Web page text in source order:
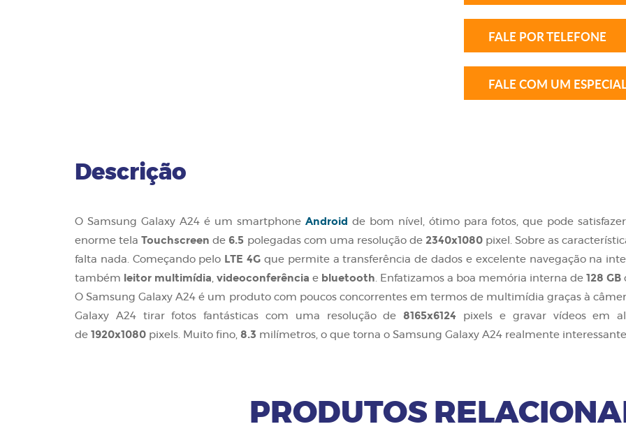
FALE POR TELEFONE
FALE COM UM
Descrição
O Samsung Galaxy A24 é um smartphone Android de bom nível, ótimo para fotos, que pode
enorme telaTouchscreen de 6.5 polegadas com uma resolução de 2340x1080pixel. Sobre as
falta nada. Começando pelo LTE 4G que permite a transferência de dados e excelente navegação na
também leitor multimídia, videoconferência e bluetooth. Enfatizamos a boa memória interna de 128 GB
O Samsung Galaxy A24 é um produto com poucos concorrentes em termos de multimídia graças à
Galaxy A24 tirar fotos fantásticas com uma resolução de8165x6124 pixels e gravar vídeos em
de 1920x1080 pixels. Muito fino, 8.3 milímetros, o que torna o Samsung Galaxy A24 realmente
PRODUTOS